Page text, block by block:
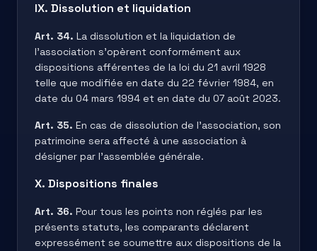
IX. Dissolution et liquidation
Art. 34. La dissolution et la liquidation de
l’association s’opèrent conformément aux
dispositions afférentes de la loi du 21 avril 1928
telle que modifiée en date du 22 février 1984, en
date du 04 mars 1994 et en date du 07 août 2023.
Art. 35. En cas de dissolution de l’association, son
patrimoine sera affecté à une association à
désigner par l’assemblée générale.
X. Dispositions finales
Art. 36. Pour tous les points non réglés par les
présents statuts, les comparants déclarent
expressément se soumettre aux dispositions de la